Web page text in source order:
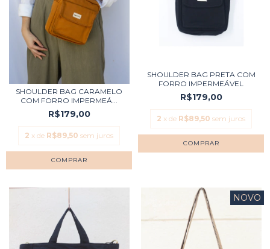
SHOULDER BAG CARAMELO
COM FORRO IMPERMEÁ...
R$179,00
2 x de R$89,50 sem juros
SHOULDER BAG PRETA COM
FORRO IMPERMEÁVEL
R$179,00
2 x de R$89,50 sem juros
NOVO